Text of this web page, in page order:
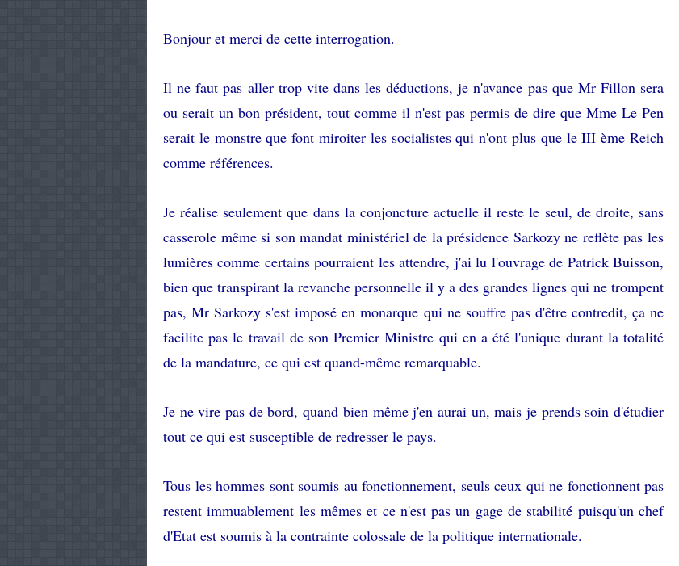
Bonjour et merci de cette interrogation.
Il ne faut pas aller trop vite dans les déductions, je n'avance pas que Mr Fillon sera
ou serait un bon président, tout comme il n'est pas permis de dire que Mme Le Pen
serait le monstre que font miroiter les socialistes qui n'ont plus que le III ème Reich
comme références.
Je réalise seulement que dans la conjoncture actuelle il reste le seul, de droite, sans
casserole même si son mandat ministériel de la présidence Sarkozy ne reflète pas les
lumières comme certains pourraient les attendre, j'ai lu l'ouvrage de Patrick Buisson,
bien que transpirant la revanche personnelle il y a des grandes lignes qui ne trompent
pas, Mr Sarkozy s'est imposé en monarque qui ne souffre pas d'être contredit, ça ne
facilite pas le travail de son Premier Ministre qui en a été l'unique durant la totalité
de la mandature, ce qui est quand-même remarquable.
Je ne vire pas de bord, quand bien même j'en aurai un, mais je prends soin d'étudier
tout ce qui est susceptible de redresser le pays.
Tous les hommes sont soumis au fonctionnement, seuls ceux qui ne fonctionnent pas
restent immuablement les mêmes et ce n'est pas un gage de stabilité puisqu'un chef
d'Etat est soumis à la contrainte colossale de la politique internationale.